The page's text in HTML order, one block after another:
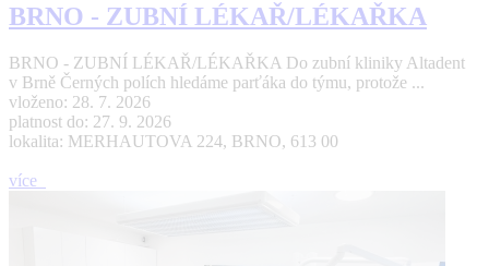
BRNO - ZUBNÍ LÉKAŘ/LÉKAŘKA
BRNO - ZUBNÍ LÉKAŘ/LÉKAŘKA Do zubní kliniky Altadent
v Brně Černých polích hledáme parťáka do týmu, protože ...
vloženo: 28. 7. 2026
platnost do: 27. 9. 2026
lokalita: MERHAUTOVA 224, BRNO, 613 00
více